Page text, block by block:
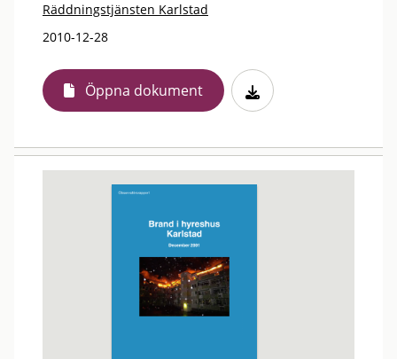
Räddningstjänsten Karlstad
2010-12-28
Öppna dokument